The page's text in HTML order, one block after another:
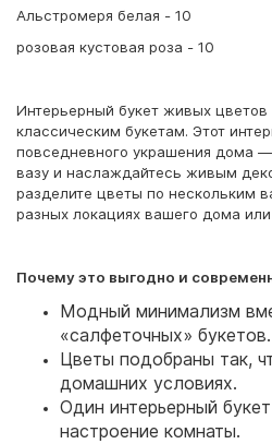
Альстромеря белая - 10
розовая кустовая роза - 10
Интерьерный букет живых цветов
классическим букетам. Этот
повседневного украшения дома
вазу и наслаждайтесь живым
разделите цветы по нескольким
разных локациях вашего дома
Почему это выгодно и
Модный минимализм
«салфеточных» букетов.
Цветы подобраны так,
домашних условиях.
Один интерьерный
настроение комнаты.